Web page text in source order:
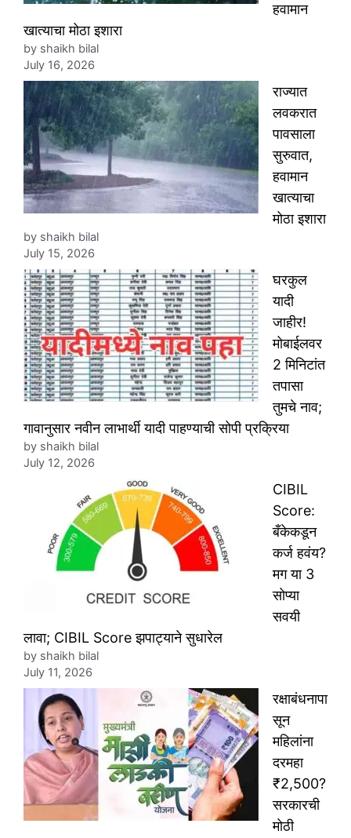
हवामान
खात्याचा मोठा इशारा
by shaikh bilal
July 16, 2026
राज्यात
लवकरात
पावसाला
सुरुवात,
हवामान
खात्याचा
मोठा इशारा
by shaikh bilal
July 15, 2026
घरकुल
यादी
जाहीर!
मोबाईलवर
2 मिनिटांत
तपासा
तुमचे नाव;
गावानुसार नवीन लाभार्थी यादी पाहण्याची सोपी प्रक्रिया
by shaikh bilal
July 12, 2026
CIBIL
Score:
बँकेकडून
कर्ज हवंय?
मग या 3
सोप्या
सवयी
लावा; CIBIL Score झपाट्याने सुधारेल
by shaikh bilal
July 11, 2026
रक्षाबंधनापा
सून
महिलांना
दरमहा
₹2,500?
सरकारची
मोठी